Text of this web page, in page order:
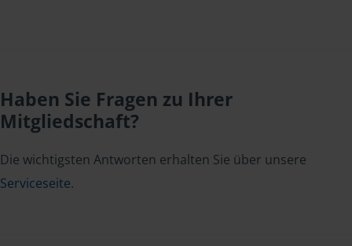
Haben Sie Fragen zu Ihrer
Mitgliedschaft?
Die wichtigsten Antworten erhalten Sie über unsere
Serviceseite.